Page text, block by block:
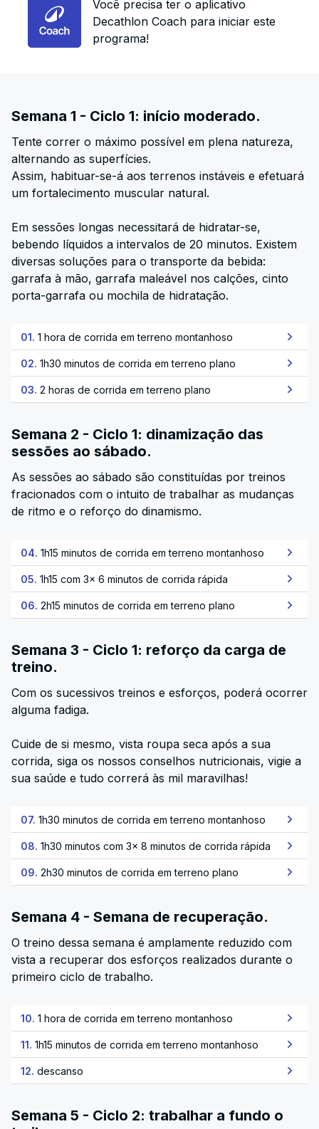
Você precisa ter o aplicativo
Decathlon Coach para iniciar este
programa!
Semana 1 - Ciclo 1: início moderado.
Tente correr o máximo possível em plena natureza,
alternando as superfícies.
Assim, habituar-se-á aos terrenos instáveis e efetuará
um fortalecimento muscular natural.
Em sessões longas necessitará de hidratar-se,
bebendo líquidos a intervalos de 20 minutos. Existem
diversas soluções para o transporte da bebida:
garrafa à mão, garrafa maleável nos calções, cinto
porta-garrafa ou mochila de hidratação.
01. 1 hora de corrida em terreno montanhoso
02. 1h30 minutos de corrida em terreno plano
03. 2 horas de corrida em terreno plano
Semana 2 - Ciclo 1: dinamização das
sessões ao sábado.
As sessões ao sábado são constituídas por treinos
fracionados com o intuito de trabalhar as mudanças
de ritmo e o reforço do dinamismo.
04. 1h15 minutos de corrida em terreno montanhoso
05. 1h15 com 3x 6 minutos de corrida rápida
06. 2h15 minutos de corrida em terreno plano
Semana 3 - Ciclo 1: reforço da carga de
treino.
Com os sucessivos treinos e esforços, poderá ocorrer
alguma fadiga.
Cuide de si mesmo, vista roupa seca após a sua
corrida, siga os nossos conselhos nutricionais, vigie a
sua saúde e tudo correrá às mil maravilhas!
07. 1h30 minutos de corrida em terreno montanhoso
08. 1h30 minutos com 3x 8 minutos de corrida rápida
09. 2h30 minutos de corrida em terreno plano
Semana 4 - Semana de recuperação.
O treino dessa semana é amplamente reduzido com
vista a recuperar dos esforços realizados durante o
primeiro ciclo de trabalho.
10. 1 hora de corrida em terreno montanhoso
11. 1h15 minutos de corrida em terreno montanhoso
12. descanso
Semana 5 - Ciclo 2: trabalhar a fundo o